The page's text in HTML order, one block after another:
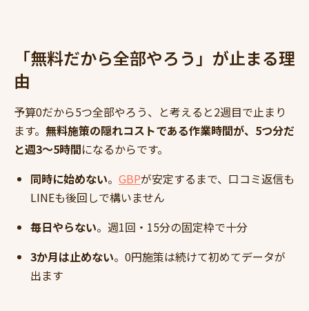
「無料だから全部やろう」が止まる理
由
予算0だから5つ全部やろう、と考えると2週目で止まり
ます。 無料施策の隠れコストである作業時間が、5つ分だ
と週3〜5時間になるからです。
同時に始めない。 GBPが安定するまで、口コミ返信も
LINEも後回しで構いません
毎日やらない。週1回・15分の固定枠で十分
3か月は止めない。0円施策は続けて初めてデータが
出ます